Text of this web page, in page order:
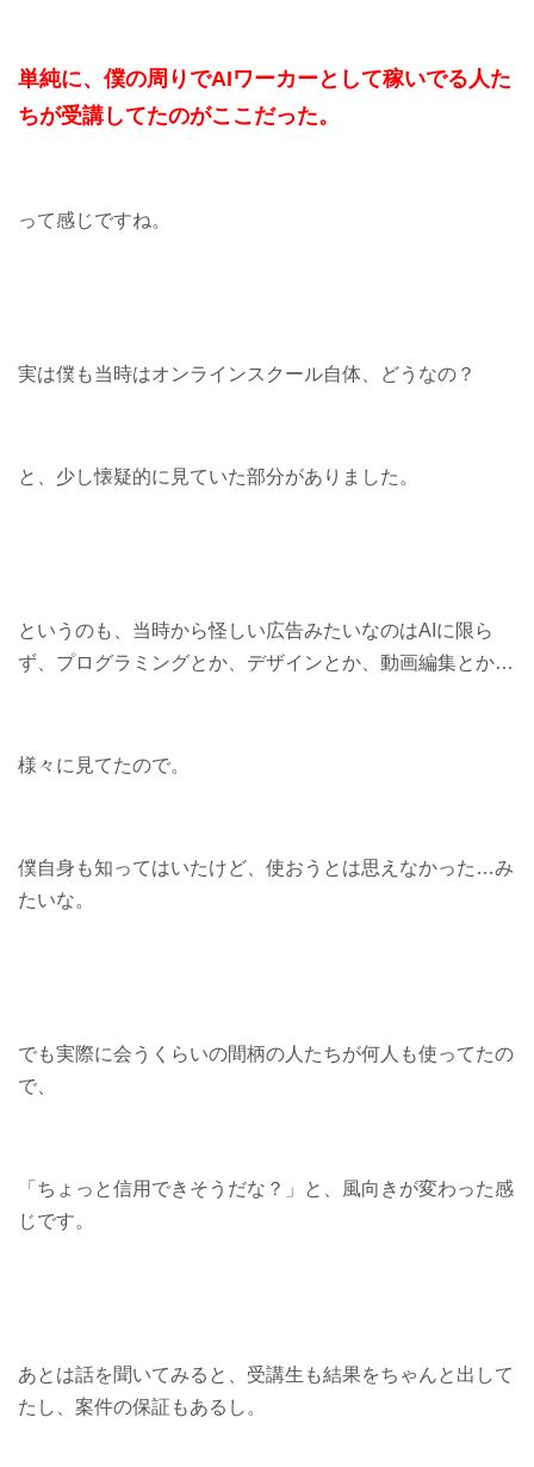
単純に、僕の周りでAIワーカーとして稼いでる人た
ちが受講してたのがここだった。
って感じですね。
実は僕も当時はオンラインスクール自体、どうなの？
と、少し懐疑的に見ていた部分がありました。
というのも、当時から怪しい広告みたいなのはAIに限ら
ず、プログラミングとか、デザインとか、動画編集とか…
様々に見てたので。
僕自身も知ってはいたけど、使おうとは思えなかった…み
たいな。
でも実際に会うくらいの間柄の人たちが何人も使ってたの
で、
「ちょっと信用できそうだな？」と、風向きが変わった感
じです。
あとは話を聞いてみると、受講生も結果をちゃんと出して
たし、案件の保証もあるし。